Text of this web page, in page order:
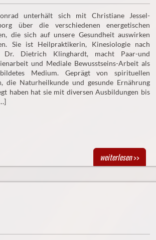
unterhält sich mit Christiane Jessel-
über die verschiedenen energetischen
die sich auf unsere Gesundheit auswirken
Sie ist Heilpraktikerin, Kinesiologie nach
Dr. Dietrich Klinghardt, macht Paar-und
und Mediale Bewusstseins-Arbeit als
Medium. Geprägt von spirituellen
die Naturheilkunde und gesunde Ernährung
haben hat sie mit diversen Ausbildungen bis
weiterlesen>>